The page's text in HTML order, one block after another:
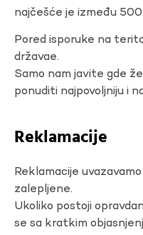
najčešće je između
Pored isporuke na
državae.
Samo nam javite gde
ponuditi najpovoljniju i
Reklamacije
Reklamacije
zalepljene.
Ukoliko postoji
se sa kratkim